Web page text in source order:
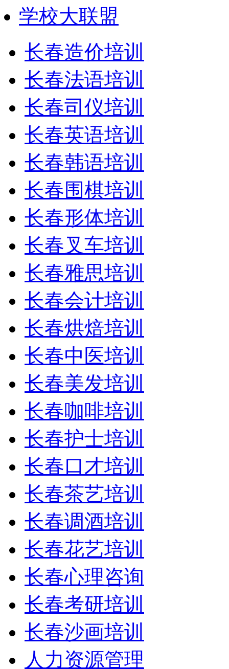
学校大联盟
长春造价培训
长春法语培训
长春司仪培训
长春英语培训
长春韩语培训
长春围棋培训
长春形体培训
长春叉车培训
长春雅思培训
长春会计培训
长春烘焙培训
长春中医培训
长春美发培训
长春咖啡培训
长春护士培训
长春口才培训
长春茶艺培训
长春调酒培训
长春花艺培训
长春心理咨询
长春考研培训
长春沙画培训
人力资源管理